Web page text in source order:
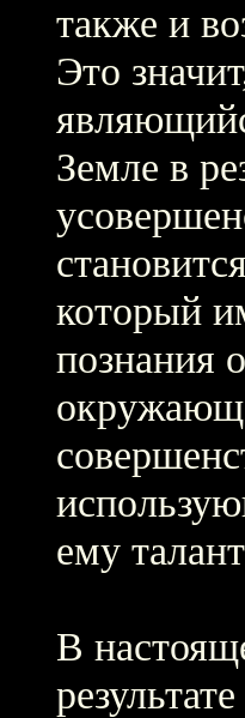
также и
Это
Земле в
который
познания
ему
В